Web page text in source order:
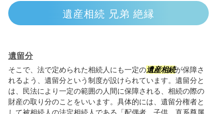
遺産相続 兄弟 絶縁
遺留分
そこで、法で定められた相続人にも一定の遺産相続が保障さ
れるよう、遺留分という制度が設けられています。遺留分と
は、民法により一定の範囲の人間に保障される、相続の際の
財産の取り分のことをいいます。具体的には、遺留分権者と